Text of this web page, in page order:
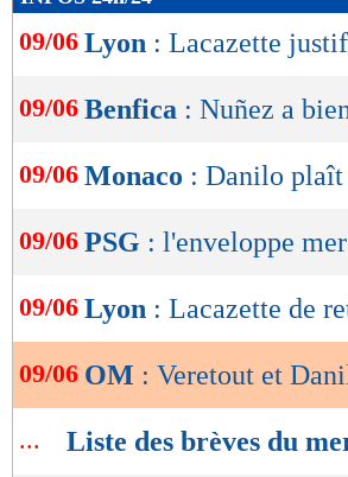
de
lecture
OK
09/06 Lyon : Lacazette
09/06 Benfica : Nuñez a
09/06 Monaco : Danilo plaît
09/06 PSG : l'enveloppe
09/06 Lyon : Lacazette de
09/06 OM : Veretout et
... Liste des brèves du